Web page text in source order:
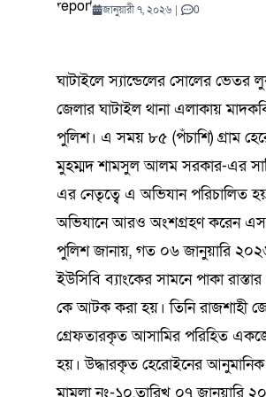
শিক্ষার্থীদের ব্যাপক অংশগ্রহণ
ডিসেম্বর ২২, ২০২৫ 0
জানুয়ারী ৭, ২০২৬ | 0
ঘাটাইলে স্যান্ডেলের সোলের ভেতর
জেলার ঘাটাইল থানা এলাকায়
পুলিশ। এ সময় ৮৫ (পঁচাশি) গ্রাম
মুহম্মদ শামসুল আলম সরকার-এর
এর নেতৃত্বে এ অভিযান পরিচালিত
অভিযানে আরও অংশগ্রহণ করেন
পুলিশ জানায়, গত ০৬ জানুয়ারি
ইউসিবি ব্যাংকের সামনে পাকা
কে আটক করা হয়। তিনি রাজশাহী
গ্রেফতারকৃত আসামির পরিহিত
হয়। উদ্ধারকৃত হেরোইনের আনুমানিক